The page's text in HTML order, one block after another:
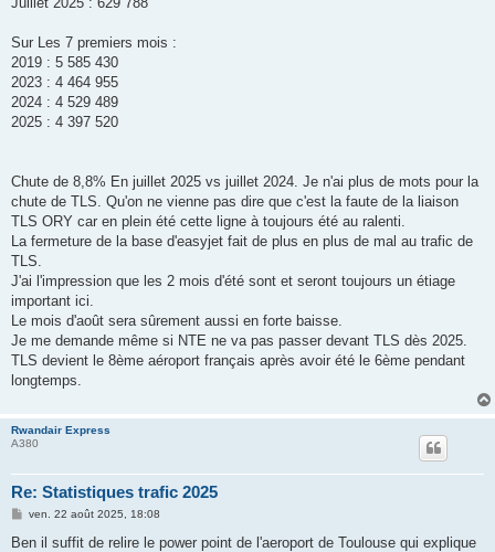
Sur Les 7 premiers mois :
2019 : 5 585 430
2023 : 4 464 955
2024 : 4 529 489
2025 : 4 397 520
Chute de 8,8% En juillet 2025 vs juillet 2024. Je n'ai plus de mots pour la
chute de TLS. Qu'on ne vienne pas dire que c'est la faute de la liaison
TLS ORY car en plein été cette ligne à toujours été au ralenti.
La fermeture de la base d'easyjet fait de plus en plus de mal au trafic de
TLS.
J'ai l'impression que les 2 mois d'été sont et seront toujours un étiage
important ici.
Le mois d'août sera sûrement aussi en forte baisse.
Je me demande même si NTE ne va pas passer devant TLS dès 2025.
TLS devient le 8ème aéroport français après avoir été le 6ème pendant
longtemps.
Rwandair Express
A380
Re: Statistiques trafic 2025
M
s
ven. 22 août 2025, 18:08
Ben il suffit de relire le power point de l'aeroport de Toulouse qui explique